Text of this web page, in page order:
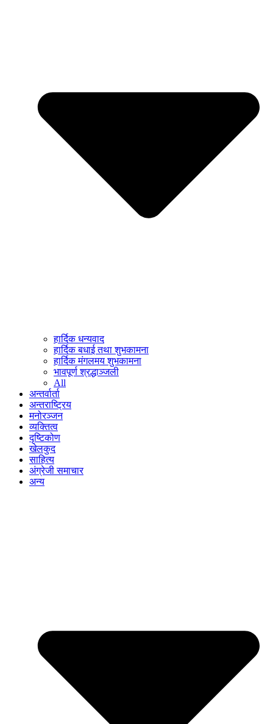
हार्दिक धन्यवाद
हार्दिक बधाई तथा शुभकामना
हार्दिक मंगलमय शुभकामना
भावपूर्ण श्रद्धाञ्जली
All
अन्तर्वार्ता
अन्तराष्ट्रिय
मनोरञ्जन
व्यक्तित्व
दृष्टिकोण
खेलकुद
साहित्य
अंग्रेजी समाचार
अन्य